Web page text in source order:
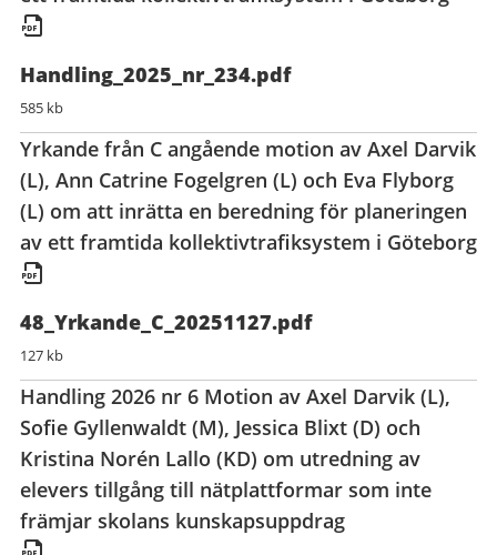
Handling_2025_nr_234.pdf
585 kb
Yrkande från C angående motion av Axel Darvik
(L), Ann Catrine Fogelgren (L) och Eva Flyborg
(L) om att inrätta en beredning för planeringen
av ett framtida kollektivtrafiksystem i Göteborg
48_Yrkande_C_20251127.pdf
127 kb
Handling 2026 nr 6 Motion av Axel Darvik (L),
Sofie Gyllenwaldt (M), Jessica Blixt (D) och
Kristina Norén Lallo (KD) om utredning av
elevers tillgång till nätplattformar som inte
främjar skolans kunskapsuppdrag